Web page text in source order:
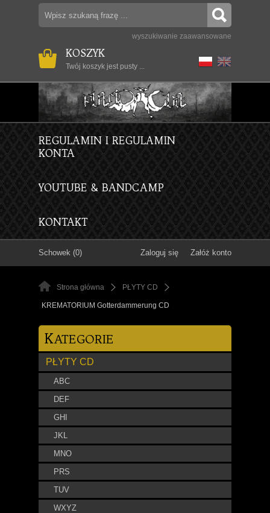
wyszukiwanie zaawansowane
KOSZYK
Twój koszyk jest pusty ...
REGULAMIN I REGULAMIN
KONTA
YOUTUBE & BANDCAMP
KONTAKT
Schowek (0) Zaloguj się Załóż konto
Strona główna PŁYTY CD
KREMATORIUM Gotterdammerung CD
KATEGORIE
PŁYTY CD
ABC
DEF
GHI
JKL
MNO
PRS
TUV
WXYZ